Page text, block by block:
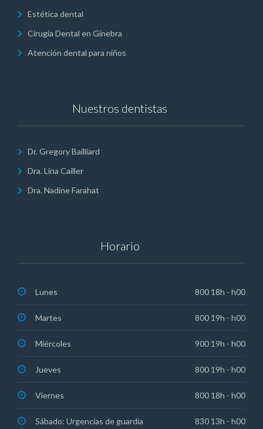
Estética dental
Cirugia Dental en Ginebra
Atención dental para niños
Nuestros dentistas
Dr. Gregory Bailliard
Dra. Lina Cailler
Dra. Nadine Farahat
Horario
Lunes 800 18h - h00
Martes 800 19h - h00
Miércoles 900 19h - h00
Jueves 800 19h - h00
Viernes 800 18h - h00
Sábado: Urgencias de guardia 830 13h - h00